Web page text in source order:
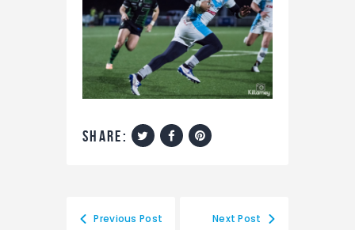
share:
Previous Post Next Post